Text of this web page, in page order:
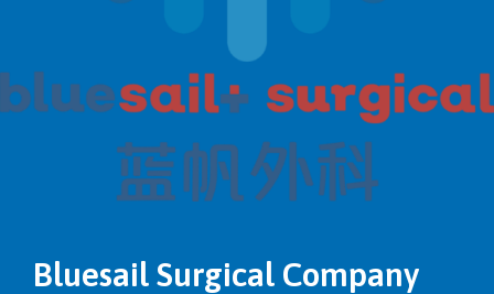
Bluesail Surgical Company